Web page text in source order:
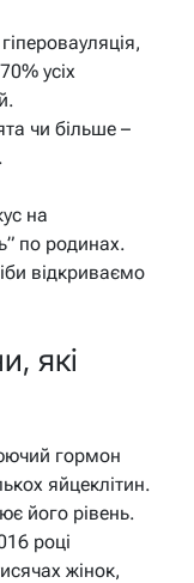
усіх
чи більше –
на
по родинах.
відкриваємо
які
гормон
яйцеклітин.
його рівень.
році
жінок,